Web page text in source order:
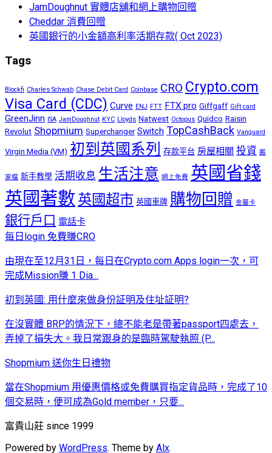
JamDoughnut 實體店舖和網上購物回贈
Cheddar 消費回贈
英國銀行的小金額高利率活期存款( Oct 2023)
Tags
Blockfi Charles Schwab Chase Debit Card Coinbase CRO Crypto.com
Visa Card (CDC) Curve ENJ FTT FTX pro Giffgaff Gift card
GreenJinn ISA JamDoughnut KYC Lloyds Natwest Octopus Quidco Raisin
Revolut Shopmium Superchanger Switch TopCashBack Vanguard
Virgin Media (VM) 初到英國系列 存款平台 房屋相關 投資 搬
家檔 新手教學 活期收息 生活注意 網上免費 英國省錢
英國著數英國超市 英國車牌 購物回贈 金屬卡
銀行戶口 電話卡
每日login 免費賺CRO
由現在至12月31日，每日在Crypto.com Apps login一次，可
完成Mission賺 1 Dia...
初到英國: 用什麼來做身份証明及住址証明?
在沒實體 BRP的情況下，總不能老是帶著passport四處去，
弄掉了損失大。我日常跟身的是臨時駕駛執照 (P...
Shopmium 送你生日禮物
當在Shopmium 用優惠價格或免費購買指定貨品時，完成了10
個交易時，便可成為Gold member，只要...
富貴山莊 since 1999
Powered by WordPress. Theme by Alx.